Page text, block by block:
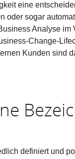
eine
sogar
Analyse
Change-
Kunden sind
definiert und